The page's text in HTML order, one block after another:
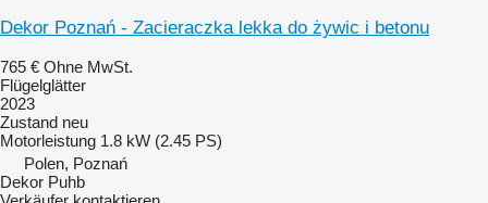
Dekor Poznań - Zacieraczka lekka do żywic i betonu
765 € Ohne MwSt.
Flügelglätter
2023
Zustand neu
Motorleistung 1.8 kW (2.45 PS)
Polen, Poznań
Dekor Puhb